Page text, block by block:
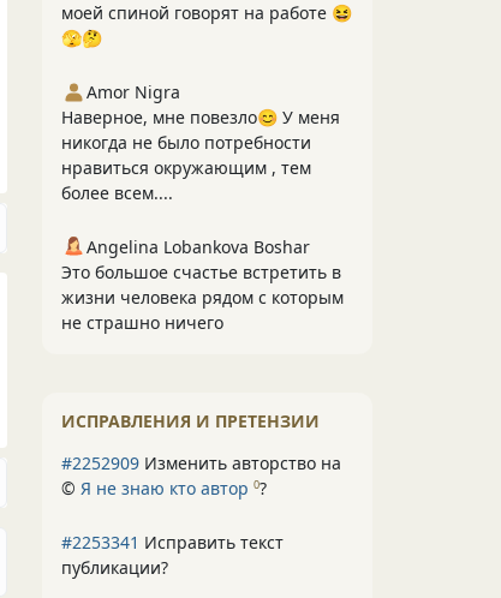
моей спиной говорят на работе 😆
🫣🤔
Amor Nigra
Наверное, мне повезло😊 У меня
никогда не было потребности
нравиться окружающим , тем
более всем....
Angelina Lobankova Boshar
Это большое счастье встретить в
жизни человека рядом с которым
не страшно ничего
ИСПРАВЛЕНИЯ И ПРЕТЕНЗИИ
#2252909 Изменить авторство на
© Я не знаю кто автор 0?
#2253341 Исправить текст
публикации?